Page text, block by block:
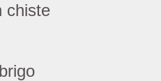
chiste